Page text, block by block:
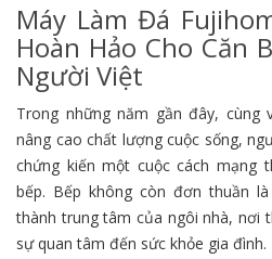
Máy Làm Đá
Hoàn Hảo Cho Căn
Người Việt
Trong những năm gần đây,
nâng cao chất lượng cuộc sống,
chứng kiến một cuộc cách mạng
bếp. Bếp không còn đơn thuần
thành trung tâm của ngôi nhà, nơi
sự quan tâm đến sức khỏe gia đình.